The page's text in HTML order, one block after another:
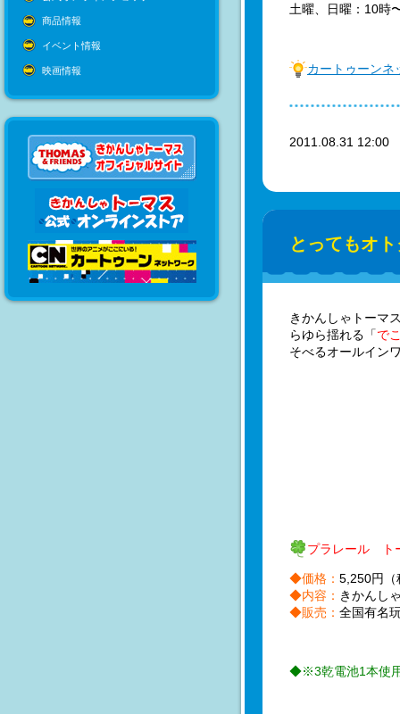
商品情報
イベント情報
映画情報
土曜、日曜：10時
カートゥーンネ
2011.08.31
とってもオ
きかんしゃトーマ
らゆら揺れる「で
そべるオールイン
プラレール ト
◆価格： 5,250円（
◆内容： きかんし
◆販売： 全国有名
◆※3乾電池1本使